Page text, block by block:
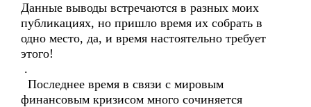
Данные выводы встречаются в разных моих
публикациях, но пришло время их собрать в
одно место, да, и время настоятельно требует
этого!
.
Последнее время в связи с мировым
финансовым кризисом много сочиняется